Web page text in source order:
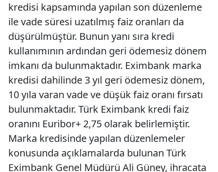
kredisi kapsamında yapılan son düzenleme
ile vade süresi uzatılmış faiz oranları da
düşürülmüştür. Bunun yanı sıra kredi
kullanımının ardından geri ödemesiz dönem
imkanı da bulunmaktadır. Eximbank marka
kredisi dahilinde 3 yıl geri ödemesiz dönem,
10 yıla varan vade ve düşük faiz oranı fırsatı
bulunmaktadır. Türk Eximbank kredi faiz
oranını Euribor+ 2,75 olarak belirlemiştir.
Marka kredisinde yapılan düzenlemeler
konusunda açıklamalarda bulunan Türk
Eximbank Genel Müdürü Ali Güney, ihracata